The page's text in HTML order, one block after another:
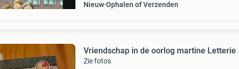
Nieuw Ophalen of Verzenden
Vriendschap in de oorlog martine Letterie
Zie fotos